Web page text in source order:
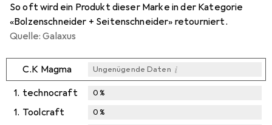
So oft wird ein Produkt dieser Marke in der Kategorie
«Bolzenschneider + Seitenschneider» retourniert.
Quelle: Galaxus
C.K Magma Ungenügende Daten i
1. technocraft 0%
1. Toolcraft 0%